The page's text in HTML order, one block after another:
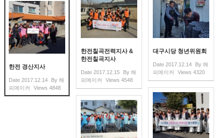
한전칠곡전력지사 &
한전칠곡지사
Date 2017.12.15 By 해
피메이커
Views 4548
대구시당 청년위원회
Date 2017.12.14 By 해
피메이커
Views 4320
한전 경산지사
Date 2017.12.14 By 해
피메이커
Views 4848